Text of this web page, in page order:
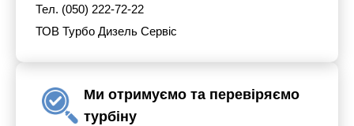
Тел. (050) 222-72-22
ТОВ Турбо Дизель Сервіс
Ми отримуємо та перевіряємо
турбіну